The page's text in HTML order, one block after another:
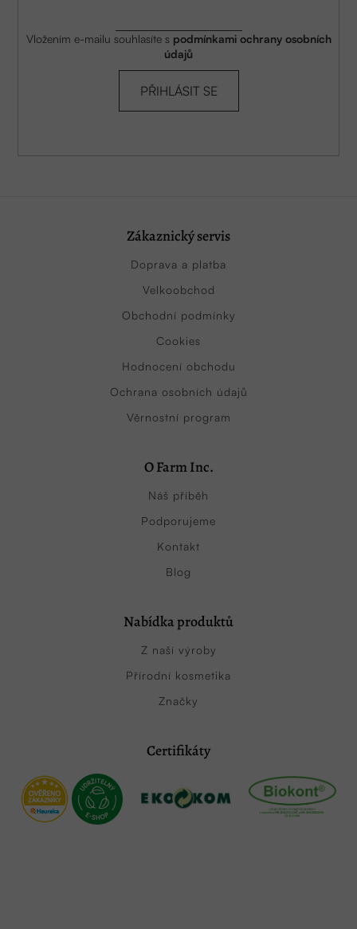
Vložením e-mailu souhlasíte s podmínkami ochrany osobních
údajů
PŘIHLÁSIT SE
Zákaznický servis
Doprava a platba
Velkoobchod
Obchodní podmínky
Cookies
Hodnocení obchodu
Ochrana osobních údajů
Věrnostní program
O Farm Inc.
Náš příběh
Podporujeme
Kontakt
Blog
Nabídka produktů
Z naší výroby
Přírodní kosmetika
Značky
Certifikáty